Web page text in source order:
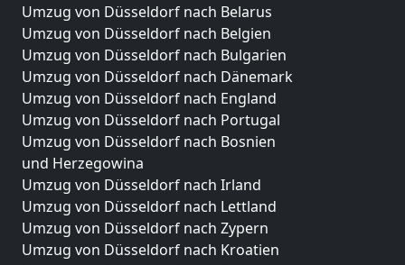
Umzug von Düsseldorf nach Belarus
Umzug von Düsseldorf nach Belgien
Umzug von Düsseldorf nach Bulgarien
Umzug von Düsseldorf nach Dänemark
Umzug von Düsseldorf nach England
Umzug von Düsseldorf nach Portugal
Umzug von Düsseldorf nach Bosnien
und Herzegowina
Umzug von Düsseldorf nach Irland
Umzug von Düsseldorf nach Lettland
Umzug von Düsseldorf nach Zypern
Umzug von Düsseldorf nach Kroatien